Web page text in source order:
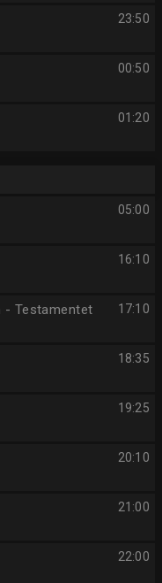
23:50
00:50
01:20
05:00
16:10
17:10
- Testamentet
18:35
19:25
20:10
21:00
22:00